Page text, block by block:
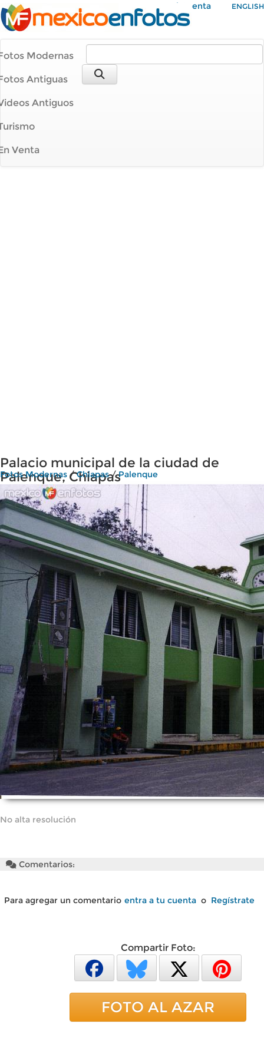
Mi Cuenta ENGLISH
Modernas
Antiguas
Antiguos
Venta
Palacio municipal de la ciudad de
Palenque, Chiapas
Fotos Modernas /Chiapas/Palenque
No alta resolución
Comentarios:
Para agregar un comentario entra a tu cuenta o Regístrate
Compartir Foto:
FOTO AL AZAR